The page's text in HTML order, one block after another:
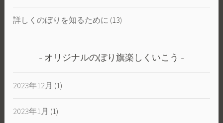
詳しくのぼりを知るために (13)
オリジナルのぼり旗楽しくいこう
2023年12月 (1)
2023年1月 (1)